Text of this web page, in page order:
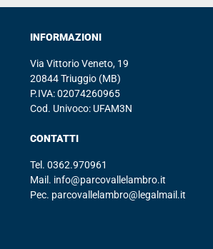
INFORMAZIONI
Via Vittorio Veneto, 19
20844 Triuggio (MB)
P.IVA: 02074260965
Cod. Univoco: UFAM3N
CONTATTI
Tel. 0362.970961
Mail. info@parcovallelambro.it
Pec. parcovallelambro@legalmail.it